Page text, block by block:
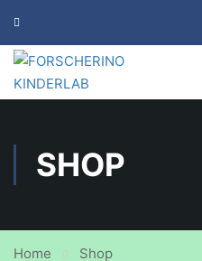
SHOP
Home Shop